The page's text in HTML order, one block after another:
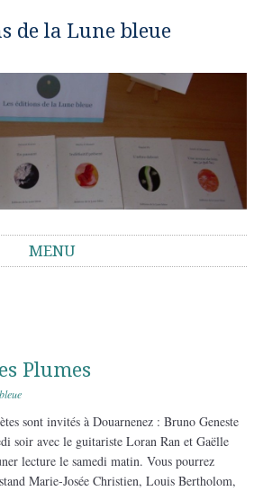
de la Lune bleue
MENU
Plumes
sont invités à Douarnenez : Bruno Geneste
soir avec le guitariste Loran Ran et Gaëlle
lecture le samedi matin. Vous pourrez
Marie-Josée Christien, Louis Bertholom,